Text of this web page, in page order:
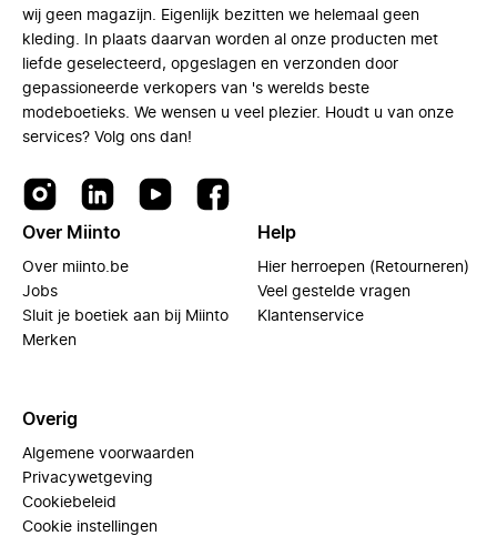
wij geen magazijn. Eigenlijk bezitten we helemaal geen
kleding. In plaats daarvan worden al onze producten met
liefde geselecteerd, opgeslagen en verzonden door
gepassioneerde verkopers van 's werelds beste
modeboetieks. We wensen u veel plezier. Houdt u van onze
services? Volg ons dan!
Over Miinto
Over miinto.be
Jobs
Sluit je boetiek aan bij Miinto
Merken
Help
Hier herroepen (Retourneren)
Veel gestelde vragen
Klantenservice
Overig
Algemene voorwaarden
Privacywetgeving
Cookiebeleid
Cookie instellingen